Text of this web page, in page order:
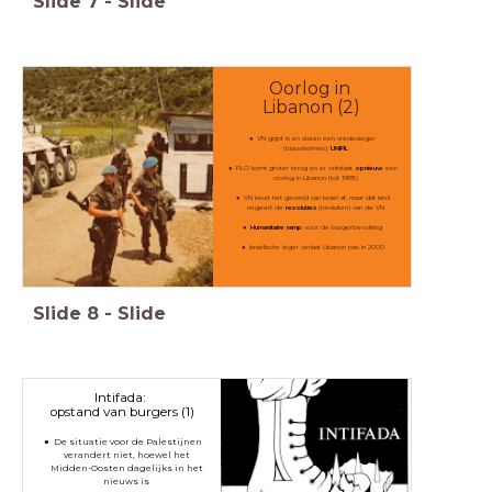
Oorlog in
Libanon (2)
VN grijpt in en sturen een vredesleger
(blauwhelmen): UNIFIL
PLO komt groter terug en er ontstaat opnieuween
oorlog in Libanon (tot 1985)
VN keurt het geweld van Israël af, maar dat land
negeert de resoluties(besluiten) van de VN
Humanitaire ramp voor de burgerbevolking
Israëlische leger verlaat Libanon pas in 2000
Slide 8 - Slide
Intifada:
opstand van burgers (1)
De situatie voor de Palestijnen
verandert niet, hoewel het
Midden-Oosten dagelijks in het
nieuws is